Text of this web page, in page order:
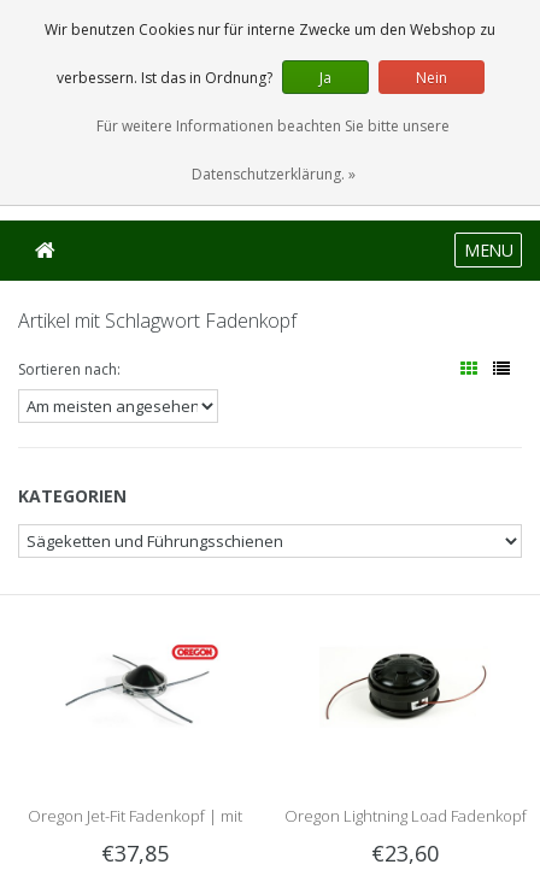
0 Artikel
MENU
Artikel mit Schlagwort Fadenkopf
Sortieren nach:
KATEGORIEN
Oregon Jet-Fit Fadenkopf | mit
kostenlosem Testsatz
€37,85
Oregon Lightning Load Fadenkopf
| Montage mit Bolze | Passt 95
€23,60
Wir benutzen Cookies nur für interne Zwecke um den Webshop zu
verbessern. Ist das in Ordnung? Ja Nein
Für weitere Informationen beachten Sie bitte unsere
Datenschutzerklärung. »